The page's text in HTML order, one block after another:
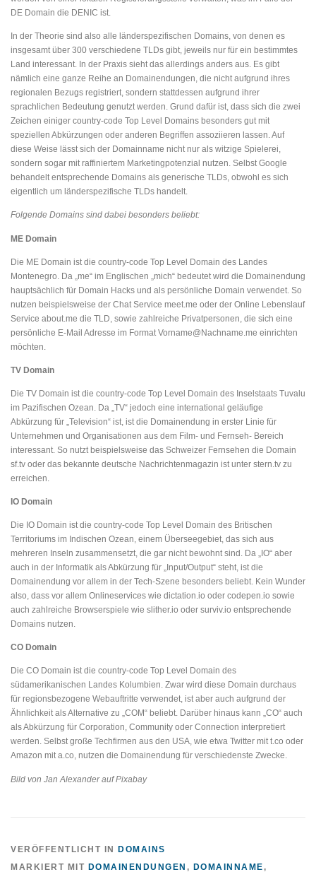
DE Domain die DENIC ist.
In der Theorie sind also alle länderspezifischen Domains, von denen es
insgesamt über 300 verschiedene TLDs gibt, jeweils nur für ein bestimmtes
Land interessant. In der Praxis sieht das allerdings anders aus. Es gibt
nämlich eine ganze Reihe an Domainendungen, die nicht aufgrund ihres
regionalen Bezugs registriert, sondern stattdessen aufgrund ihrer
sprachlichen Bedeutung genutzt werden. Grund dafür ist, dass sich die zwei
Zeichen einiger country-code Top Level Domains besonders gut mit
speziellen Abkürzungen oder anderen Begriffen assoziieren lassen. Auf
diese Weise lässt sich der Domainname nicht nur als witzige Spielerei,
sondern sogar mit raffiniertem Marketingpotenzial nutzen. Selbst Google
behandelt entsprechende Domains als generische TLDs, obwohl es sich
eigentlich um länderspezifische TLDs handelt.
Folgende Domains sind dabei besonders beliebt:
ME Domain
Die ME Domain ist die country-code Top Level Domain des Landes
Montenegro. Da „me“ im Englischen „mich“ bedeutet wird die Domainendung
hauptsächlich für Domain Hacks und als persönliche Domain verwendet. So
nutzen beispielsweise der Chat Service meet.me oder der Online Lebenslauf
Service about.me die TLD, sowie zahlreiche Privatpersonen, die sich eine
persönliche E-Mail Adresse im Format Vorname@Nachname.me einrichten
möchten.
TV Domain
Die TV Domain ist die country-code Top Level Domain des Inselstaats Tuvalu
im Pazifischen Ozean. Da „TV“ jedoch eine international geläufige
Abkürzung für „Television“ ist, ist die Domainendung in erster Linie für
Unternehmen und Organisationen aus dem Film- und Fernseh- Bereich
interessant. So nutzt beispielsweise das Schweizer Fernsehen die Domain
sf.tv oder das bekannte deutsche Nachrichtenmagazin ist unter stern.tv zu
erreichen.
IO Domain
Die IO Domain ist die country-code Top Level Domain des Britischen
Territoriums im Indischen Ozean, einem Überseegebiet, das sich aus
mehreren Inseln zusammensetzt, die gar nicht bewohnt sind. Da „IO“ aber
auch in der Informatik als Abkürzung für „Input/Output“ steht, ist die
Domainendung vor allem in der Tech-Szene besonders beliebt. Kein Wunder
also, dass vor allem Onlineservices wie dictation.io oder codepen.io sowie
auch zahlreiche Browserspiele wie slither.io oder surviv.io entsprechende
Domains nutzen.
CO Domain
Die CO Domain ist die country-code Top Level Domain des
südamerikanischen Landes Kolumbien. Zwar wird diese Domain durchaus
für regionsbezogene Webauftritte verwendet, ist aber auch aufgrund der
Ähnlichkeit als Alternative zu „COM“ beliebt. Darüber hinaus kann „CO“ auch
als Abkürzung für Corporation, Community oder Connection interpretiert
werden. Selbst große Techfirmen aus den USA, wie etwa Twitter mit t.co oder
Amazon mit a.co, nutzen die Domainendung für verschiedenste Zwecke.
Bild von Jan Alexander auf Pixabay
VERÖFFENTLICHT IN DOMAINS
MARKIERT MIT DOMAINENDUNGEN , DOMAINNAME ,